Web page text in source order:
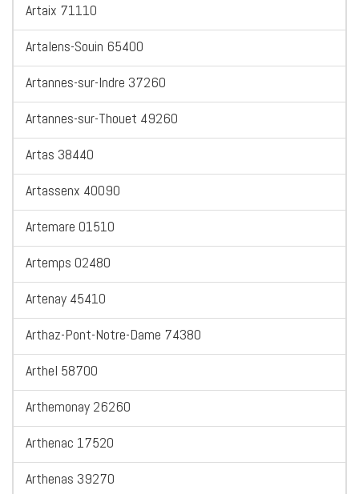
Artaix 71110
Artalens-Souin 65400
Artannes-sur-Indre 37260
Artannes-sur-Thouet 49260
Artas 38440
Artassenx 40090
Artemare 01510
Artemps 02480
Artenay 45410
Arthaz-Pont-Notre-Dame 74380
Arthel 58700
Arthemonay 26260
Arthenac 17520
Arthenas 39270